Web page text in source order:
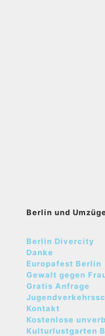
Berlin und
Berlin Divercity
Danke
Europafest Berlin
Gewalt gegen
Gratis Anfrage
Kontakt
Kostenlose
Kulturlustgarten